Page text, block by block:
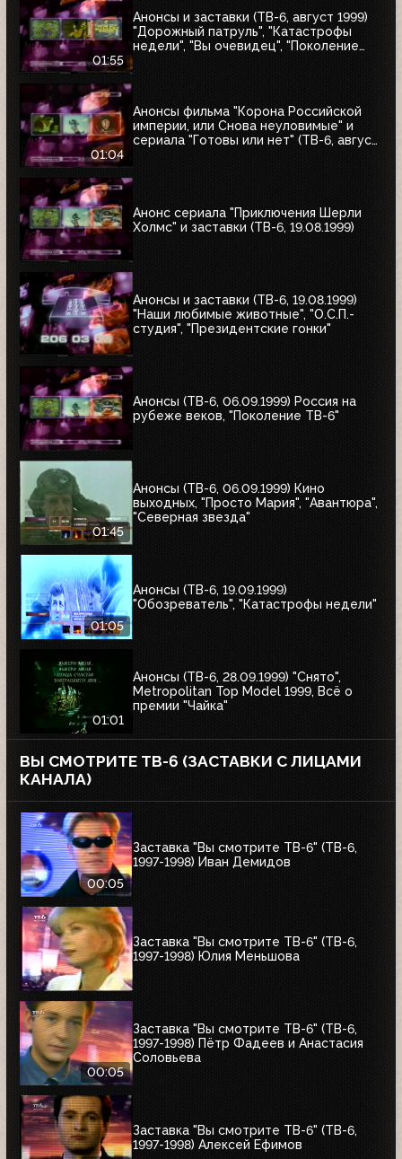
01:55
Анонсы и заставки (ТВ-6, август 1999)
"Дорожный патруль", "Катастрофы
недели", "Вы очевидец", "Поколение
01:04
Анонсы фильма "Корона Российской
империи, или Снова неуловимые" и
сериала "Готовы или нет" (ТВ-6, август
Анонс сериала "Приключения Шерли
Холмс" и заставки (ТВ-6, 19.08.1999)
Анонсы и заставки (ТВ-6, 19.08.1999)
"Наши любимые животные", "О.С.П.-
студия", "Президентские гонки"
Анонсы (ТВ-6, 06.09.1999) Россия на
рубеже веков, "Поколение ТВ-6"
01:45
Анонсы (ТВ-6, 06.09.1999) Кино
выходных, "Просто Мария", "Авантюра",
"Северная звезда"
01:05
Анонсы (ТВ-6, 19.09.1999)
"Обозреватель", "Катастрофы недели"
01:01
Анонсы (ТВ-6, 28.09.1999) "Снято",
Metropolitan Top Model 1999, Всё о
премии "Чайка"
ВЫ СМОТРИТЕ ТВ-6 (ЗАСТАВКИ С ЛИЦАМИ
КАНАЛА)
00:05
Заставка "Вы смотрите ТВ-6" (ТВ-6,
1997-1998) Иван Демидов
Заставка "Вы смотрите ТВ-6" (ТВ-6,
1997-1998) Юлия Меньшова
00:05
Заставка "Вы смотрите ТВ-6" (ТВ-6,
1997-1998) Пётр Фадеев и Анастасия
Соловьева
Заставка "Вы смотрите ТВ-6" (ТВ-6,
1997-1998) Алексей Ефимов